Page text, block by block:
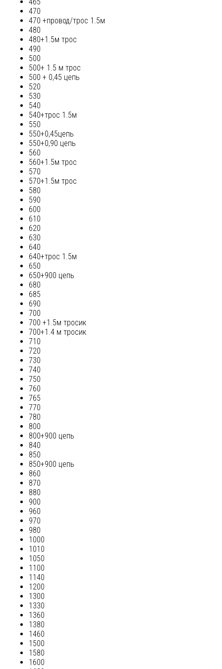
465
470
470 +провод/трос 1.5м
480
480+1.5м трос
490
500
500+ 1.5 м трос
500 + 0,45 цепь
520
530
540
540+трос 1.5м
550
550+0,45цепь
550+0,90 цепь
560
560+1.5м трос
570
570+1.5м трос
580
590
600
610
620
630
640
640+трос 1.5м
650
650+900 цепь
680
685
690
700
700 +1.5м тросик
700+1.4 м тросик
710
720
730
740
750
760
765
770
780
800
800+900 цепь
840
850
850+900 цепь
860
870
880
900
960
970
980
1000
1010
1050
1100
1140
1200
1300
1330
1360
1380
1460
1500
1580
1600